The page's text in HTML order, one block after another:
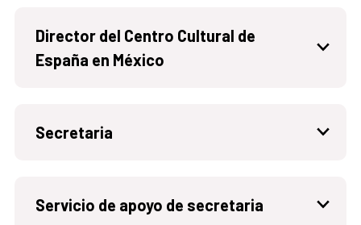
Director del Centro Cultural de
España en México
Secretaria
Servicio de apoyo de secretaria